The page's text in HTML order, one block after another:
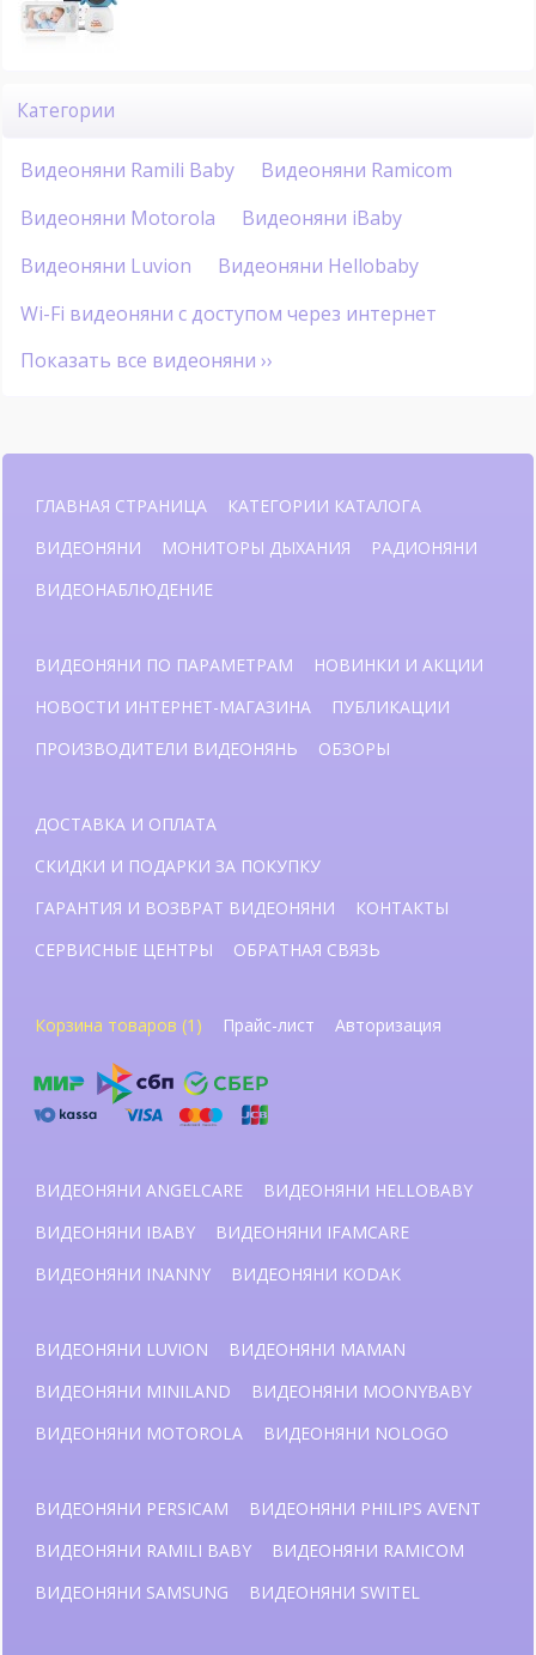
Категории
Видеоняни Ramili Baby
Видеоняни Ramicom
Видеоняни Motorola
Видеоняни iBaby
Видеоняни Luvion
Видеоняни Hellobaby
Wi-Fi видеоняни с доступом через интернет
Показать все видеоняни ››
ГЛАВНАЯ СТРАНИЦА
КАТЕГОРИИ КАТАЛОГА
ВИДЕОНЯНИ
МОНИТОРЫ ДЫХАНИЯ
РАДИОНЯНИ
ВИДЕОНАБЛЮДЕНИЕ
ВИДЕОНЯНИ ПО ПАРАМЕТРАМ
НОВИНКИ И АКЦИИ
НОВОСТИ ИНТЕРНЕТ-МАГАЗИНА
ПУБЛИКАЦИИ
ПРОИЗВОДИТЕЛИ ВИДЕОНЯНЬ
ОБЗОРЫ
ДОСТАВКА И ОПЛАТА
СКИДКИ И ПОДАРКИ ЗА ПОКУПКУ
ГАРАНТИЯ И ВОЗВРАТ ВИДЕОНЯНИ
КОНТАКТЫ
СЕРВИСНЫЕ ЦЕНТРЫ
ОБРАТНАЯ СВЯЗЬ
Корзина товаров (1) Прайс-лист Авторизация
ВИДЕОНЯНИ ANGELCARE
ВИДЕОНЯНИ HELLOBABY
ВИДЕОНЯНИ IBABY
ВИДЕОНЯНИ IFAMCARE
ВИДЕОНЯНИ INANNY
ВИДЕОНЯНИ KODAK
ВИДЕОНЯНИ LUVION
ВИДЕОНЯНИ MAMAN
ВИДЕОНЯНИ MINILAND
ВИДЕОНЯНИ MOONYBABY
ВИДЕОНЯНИ MOTOROLA
ВИДЕОНЯНИ NOLOGO
ВИДЕОНЯНИ PERSICAM
ВИДЕОНЯНИ PHILIPS AVENT
ВИДЕОНЯНИ RAMILI BABY
ВИДЕОНЯНИ RAMICOM
ВИДЕОНЯНИ SAMSUNG
ВИДЕОНЯНИ SWITEL